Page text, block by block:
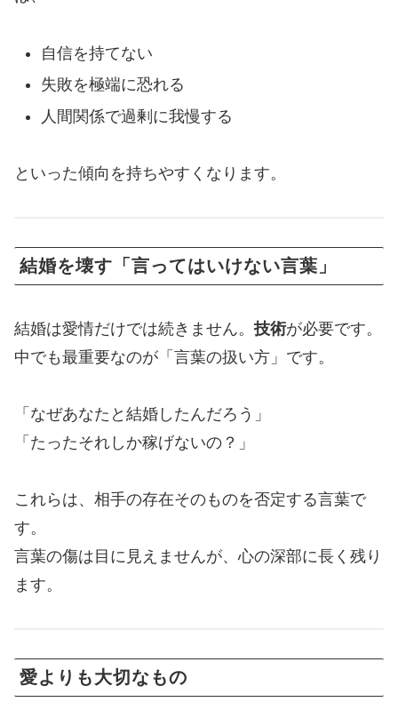
自信を持てない
失敗を極端に恐れる
人間関係で過剰に我慢する
といった傾向を持ちやすくなります。
結婚を壊す「言ってはいけない言葉」
結婚は愛情だけでは続きません。 技術が必要です。
中でも最重要なのが「言葉の扱い方」です。
「なぜあなたと結婚したんだろう」
「たったそれしか稼げないの？」
これらは、相手の存在そのものを否定する言葉で
す。
言葉の傷は目に見えませんが、心の深部に長く残り
ます。
愛よりも大切なもの